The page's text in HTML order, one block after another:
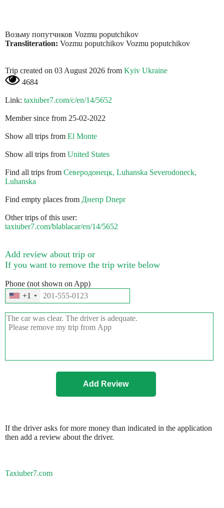
Возьму попутчиков Vozmu poputchikov
Transliteration: Vozmu poputchikov Vozmu poputchikov
Trip created on 03 August 2026 from Kyiv Ukraine
4684
Link: taxiuber7.com/c/en/14/5652
Member since from 25-02-2022
Show all trips from El Monte
Show all trips from United States
Find all trips from Северодонецк, Luhanska Severodoneck,
Luhanska
Find empty places from Днепр Dnepr
Other trips of this user:
taxiuber7.com/blablacar/en/14/5652
Add review about trip or
If you want to remove the trip write below
Phone (not shown on App)
+1
If the driver asks for more money than indicated in the application
then add a review about the driver.
Taxiuber7.com